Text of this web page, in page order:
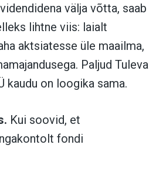
välja võtta, saab
lihtne viis: laialt
aktsiatesse üle maailma,
Paljud Tuleva
kaudu on loogika sama.
Kui soovid, et
fondi